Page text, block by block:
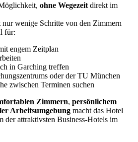
ohne Wegezeit direkt im
wenige Schritte von den Zimmern
für:
engem Zeitplan
in Garching treffen
oder der TU München
zwischen Terminen suchen
Zimmern, persönlichem
Arbeitsumgebung macht das Hotel
attraktivsten Business‑Hotels im